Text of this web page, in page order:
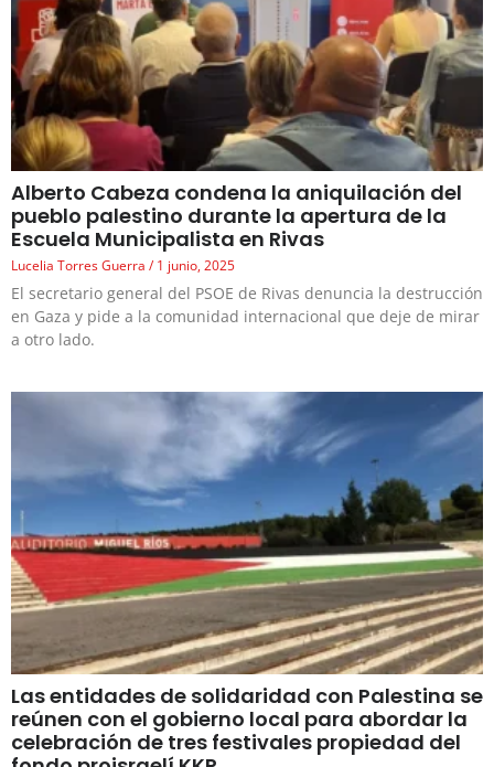
Alberto Cabeza condena la aniquilación del
pueblo palestino durante la apertura de la
Escuela Municipalista en Rivas
Lucelia Torres Guerra 1 junio, 2025
El secretario general del PSOE de Rivas denuncia la destrucción
en Gaza y pide a la comunidad internacional que deje de mirar
a otro lado.
Las entidades de solidaridad con Palestina se
reúnen con el gobierno local para abordar la
celebración de tres festivales propiedad del